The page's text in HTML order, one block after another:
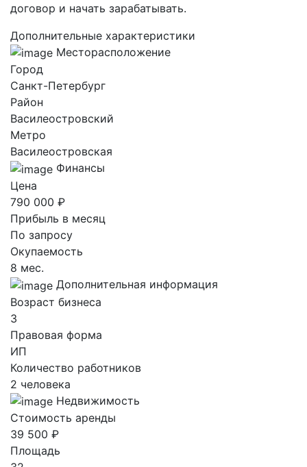
договор и начать зарабатывать.
Дополнительные характеристики
Месторасположение
Город
Санкт-Петербург
Район
Василеостровский
Метро
Василеостровская
Финансы
Цена
790 000 ₽
Прибыль в месяц
По запросу
Окупаемость
8 мес.
Дополнительная информация
Возраст бизнеса
3
Правовая форма
ИП
Количество работников
2 человека
Недвижимость
Стоимость аренды
39 500 ₽
Площадь